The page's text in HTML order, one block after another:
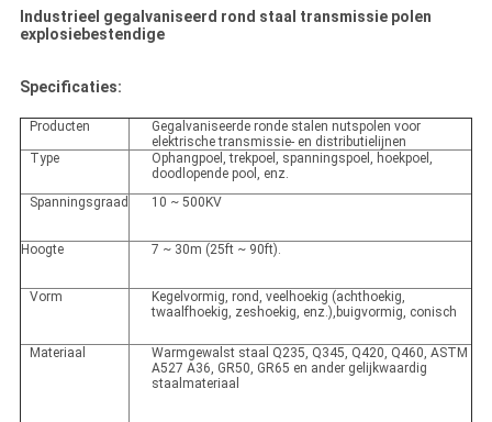
Industrieel gegalvaniseerd rond staal transmissie polen
explosiebestendige
Specificaties:
Producten
Gegalvaniseerde ronde stalen nutspolen voor
elektrische transmissie- en distributielijnen
Type
Ophangpoel, trekpoel, spanningspoel, hoekpoel,
doodlopende pool, enz.
Spanningsgraad
10 ~ 500KV
Hoogte 7 ~ 30m (25ft ~ 90ft).
Vorm
Kegelvormig, rond, veelhoekig (achthoekig,
twaalfhoekig, zeshoekig, enz.),buigvormig, conisch
Materiaal
Warmgewalst staal Q235, Q345, Q420, Q460, ASTM
A527 A36, GR50, GR65 en ander gelijkwaardig
staalmateriaal